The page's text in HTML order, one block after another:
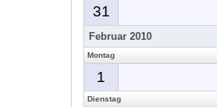
31
Februar 2010
Montag
1
Dienstag